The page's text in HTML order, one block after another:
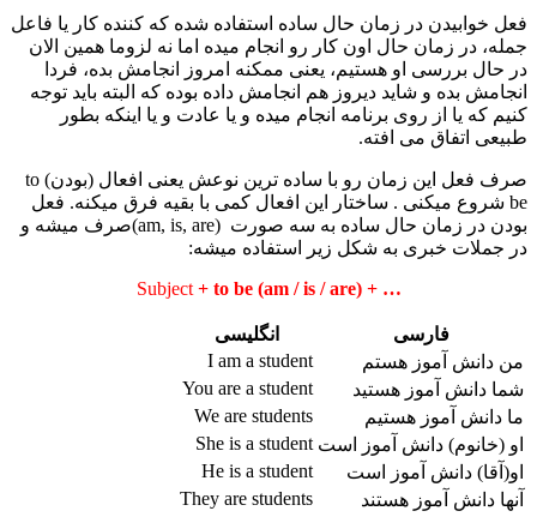
فعل خوابیدن در زمان حال ساده استفاده شده که کننده کار یا فاعل
جمله، در زمان حال اون کار رو انجام میده اما نه لزوما همین الان
در حال بررسی او هستیم، یعنی ممکنه امروز انجامش بده، فردا
انجامش بده و شاید دیروز هم انجامش داده بوده که البته باید توجه
کنیم که یا از روی برنامه انجام میده و یا عادت و یا اینکه بطور
طبیعی اتفاق می افته.
صرف فعل این زمان رو با ساده ترین نوعش یعنی افعال (بودن) to
be شروع میکنی . ساختار این افعال کمی با بقیه فرق میکنه. فعل
بودن در زمان حال ساده به سه صورت (am, is, are)صرف میشه و
در جملات خبری به شکل زیر استفاده میشه:
Subject+ to be (am / is / are) + …
فارسی
انگلیسی
من دانش آموز هستم
I am a student
شما دانش آموز هستید
You are a student
ما دانش آموز هستیم
We are students
او (خانوم) دانش آموز است She is a student
او(آقا) دانش آموز است
He is a student
آنها دانش آموز هستند
They are students